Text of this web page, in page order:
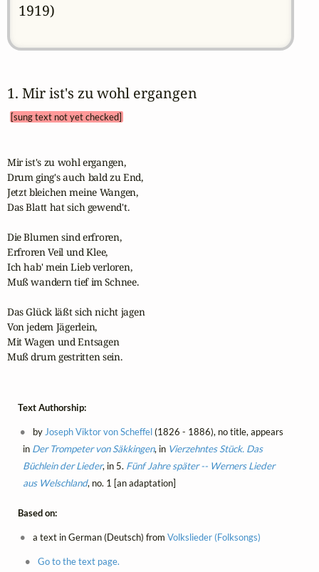
1919)
1. Mir ist's zu wohl ergangen
[sung text not yet checked]
Mir ist's zu wohl ergangen,
Drum ging's auch bald zu End,
Jetzt bleichen meine Wangen,
Das Blatt hat sich gewend't.
Die Blumen sind erfroren,
Erfroren Veil und Klee,
Ich hab' mein Lieb verloren,
Muß wandern tief im Schnee.
Das Glück läßt sich nicht jagen
Von jedem Jägerlein,
Mit Wagen und Entsagen
Muß drum gestritten sein.
Text Authorship:
by Joseph Viktor von Scheffel(1826 - 1886), no title, appears
in Der Trompeter von Säkkingen, in Vierzehntes Stück. Das
Büchlein der Lieder, in 5. Fünf Jahre später -- Werners Lieder
aus Welschland, no. 1 [an adaptation]
Based on:
a text in German (Deutsch) from Volkslieder (Folksongs)
Go to the text page.